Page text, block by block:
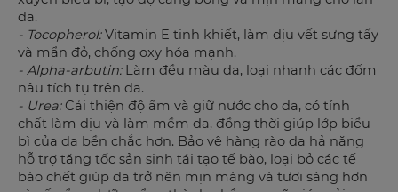
da.
- Tocopherol:Vitamin E tinh khiết, làm dịu vết sưng tấy
và mẩn đỏ, chống oxy hóa mạnh.
- Alpha-arbutin:Làm đều màu da, loại nhanh các đốm
nâu tích tụ trên da.
- Urea:Cải thiện độ ẩm và giữ nước cho da, có tính
chất làm dịu và làm mềm da, đồng thời giúp lớp biểu
bì của da bền chắc hơn. Bảo vệ hàng rào da hả năng
hỗ trợ tăng tốc sản sinh tái tạo tế bào, loại bỏ các tế
bào chết giúp da trở nên mịn màng và tươi sáng hơn